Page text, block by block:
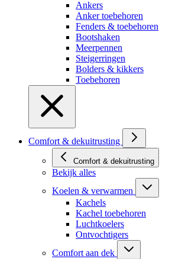
Ankers
Anker toebehoren
Fenders & toebehoren
Bootshaken
Meerpennen
Steigerringen
Bolders & kikkers
Toebehoren
Comfort & dekuitrusting
Comfort & dekuitrusting
Bekijk alles
Koelen & verwarmen
Kachels
Kachel toebehoren
Luchtkoelers
Ontvochtigers
Comfort aan dek